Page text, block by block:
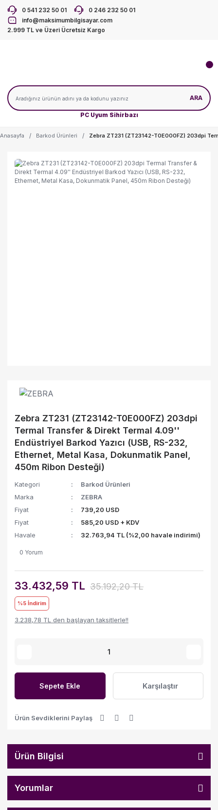
0 541 232 50 01
0 246 232 50 01
info@maksimumbilgisayar.com
2.999 TL ve Üzeri Ücretsiz Kargo
PC Uyum Sihirbazı
ARA
Anasayfa Barkod Ürünleri Zebra ZT231 (ZT23142-T0E000FZ) 203dpi
Zebra ZT231 (ZT23142-T0E000FZ) 203dpi
Termal Transfer & Direkt Termal 4.09''
Endüstriyel Barkod Yazıcı (USB, RS-232,
Ethernet, Metal Kasa, Dokunmatik Panel,
450m Ribon Desteği)
Kategori
Barkod Ürünleri
Marka
ZEBRA
Fiyat
739,20 USD
Fiyat
585,20 USD + KDV
Havale
32.763,94 TL (%2,00 havale indirimi)
0 Yorum
33.432,59 TL 35.192,20 TL
%5 İndirim
3.238,78 TL den başlayan taksitlerle!!
Sepete Ekle Karşılaştır
Ürün Sevdiklerini Paylaş
Ürün Bilgisi
Yorumlar